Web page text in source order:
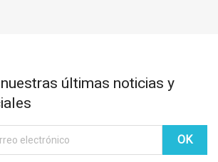
últimas noticias y